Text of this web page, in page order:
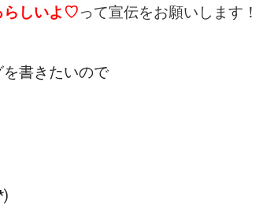
らしいよ♡って宣伝をお願いします！
書きたいので